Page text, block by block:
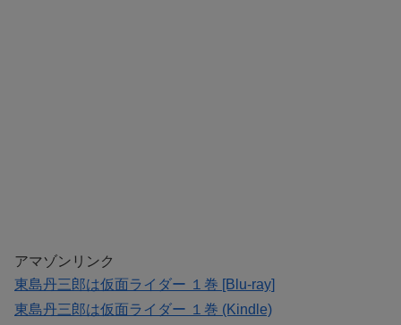
アマゾンリンク
東島丹三郎は仮面ライダー １巻 [Blu-ray]
東島丹三郎は仮面ライダー １巻 (Kindle)